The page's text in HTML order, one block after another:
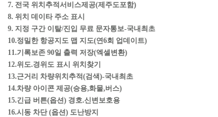
7. 전국 위치추적서비스제공(제주도포함)
8. 위치 데이타 주소 표시
9. 지정 구간 이탈/진입 무료 문자통보-국내최초
10.정밀한 항공지도 맵 지도(연6회 업데이트)
11.기록보존 90일 출력 저장(엑셀변환)
12.위도.경위도 표시 위치찾기
13.근거리 차량위치추적(검색)-국내최초
14.차량 아이콘 제공(승용,화물,버스)
15.긴급 버튼(옵션) 경호.신변보호용
16.시동 차단 (옵션) 도난방지